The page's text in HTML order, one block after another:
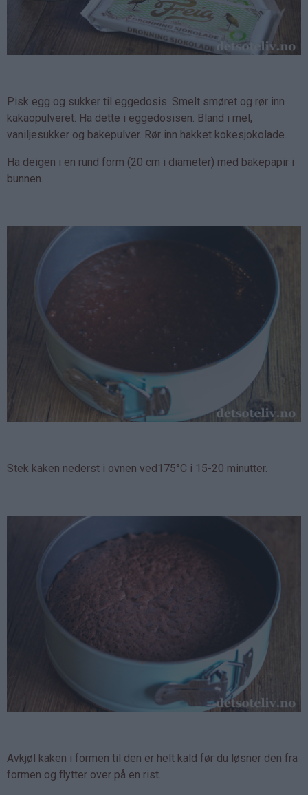
Pisk egg og sukker til eggedosis. Smelt smøret og rør inn
kakaopulveret. Ha dette i eggedosisen. Bland i mel,
vaniljesukker og bakepulver. Rør inn hakket kokesjokolade.
Ha deigen i en rund form (20 cm i diameter) med bakepapir i
bunnen.
Stek kaken nederst i ovnen ved175°C i 15-20 minutter.
Avkjøl kaken i formen til den er helt kald før du løsner den fra
formen og flytter over på en rist.